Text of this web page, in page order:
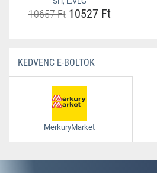
10657 Ft10527 Ft
KEDVENC E-BOLTOK
MerkuryMarket